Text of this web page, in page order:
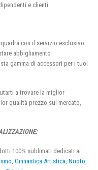
e clienti.
con il servizio esclusivo
abbigliamento
gamma di accessori per i tuoi
a trovare la miglior
qualità prezzo sul mercato,
100% sublimati dedicati ai
Ginnastica Artistica Nuoto